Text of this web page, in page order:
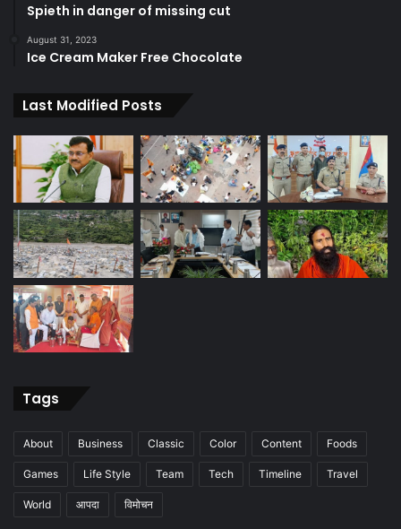
Spieth in danger of missing cut
August 31, 2023
Ice Cream Maker Free Chocolate
Last Modified Posts
Tags
About Business Classic Color Content Foods
Games Life Style Team Tech Timeline Travel
World आपदा विमोचन